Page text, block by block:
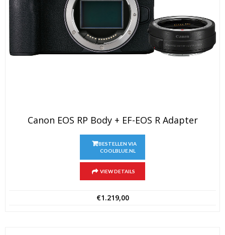
Canon EOS RP Body + EF-EOS R Adapter
BESTELLEN VIA
COOLBLUE.NL
VIEW DETAILS
€1.219,00